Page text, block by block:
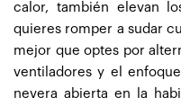
calor, también elevan
quieres romper a sudar
mejor que optes por
ventiladores y el
nevera abierta en la